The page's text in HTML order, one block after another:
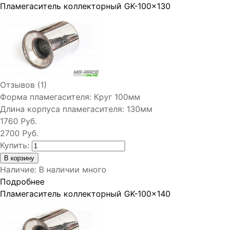
Пламегаситель коллекторный GK-100x130
Отзывов (1)
Форма пламегасителя: Круг 100мм
Длина корпуса пламегасителя: 130мм
1760 Руб.
2700 Руб.
Купить:
Наличие: В наличии много
Подробнее
Пламегаситель коллекторный GK-100x140